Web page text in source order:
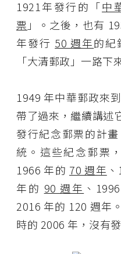
1921年發行的「中
票 」。之後，也有
年發行 50 週年的紀
「大清郵政」一路下
1949 年中華郵政來
帶了過來，繼續講述
發行紀念郵票的計
統。這些紀念郵票
1966 年的 70 週年
年的 90 週年 、
2016 年的 120 週年
時的 2006 年，沒有